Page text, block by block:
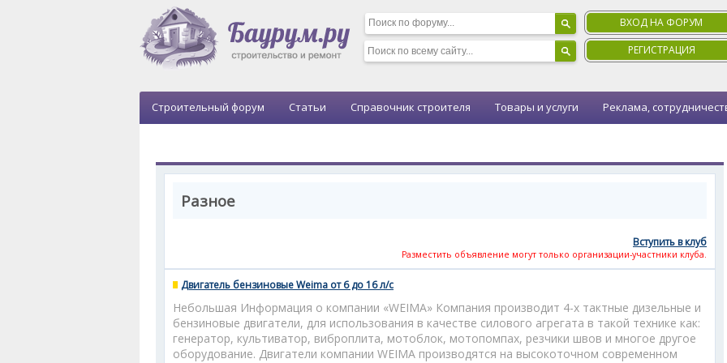
ВХОД НА ФОРУМ
РЕГИСТРАЦИЯ
Строительный форум Статьи Справочник строителя Товары и услуги Реклама,
Разное
Вступить в клуб
Разместить объявление могут только организации-участники клуба.
Двигатель бензиновые Weima от 6 до 16 л/с
Небольшая Информация о компании «WEIMA» Компания производит 4-х тактные дизельные и
бензиновые двигатели, для использования в качестве силового агрегата в такой технике как:
генератор, культиватор, виброплита, мотоблок, мотопомпах, резчики швов и многое другое
оборудование. Двигатели компании WEIMA производятся на высокоточном современном